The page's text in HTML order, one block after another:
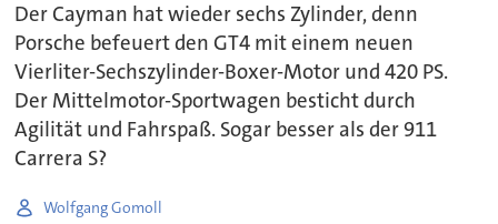
Der Cayman hat wieder sechs Zylinder, denn
Porsche befeuert den GT4 mit einem neuen
Vierliter-Sechszylinder-Boxer-Motor und 420 PS.
Der Mittelmotor-Sportwagen besticht durch
Agilität und Fahrspaß. Sogar besser als der 911
Carrera S?
Wolfgang Gomoll